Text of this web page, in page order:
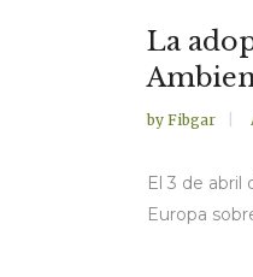
La
by Fibgar
El 3 de
Europa